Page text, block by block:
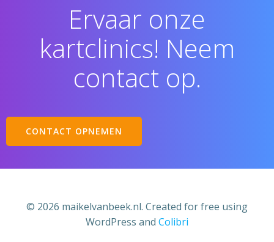
Ervaar onze
kartclinics! Neem
contact op.
CONTACT OPNEMEN
© 2026 maikelvanbeek.nl. Created for free using
WordPress and Colibri